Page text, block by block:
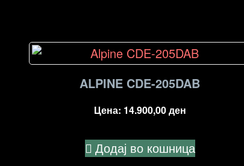
ALPINE CDE-205DAB
Цена: 14.900,00ден
Додај во кошница